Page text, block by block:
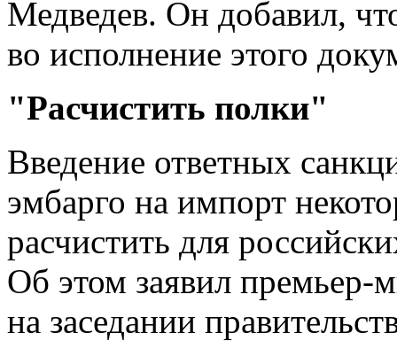
Медведев. Он добавил,
во исполнение этого
"Расчистить полки"
Введение ответных
эмбарго на импорт
расчистить для
Об этом заявил
на заседании